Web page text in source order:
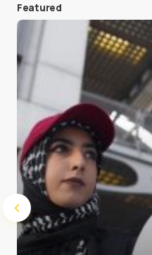
Save my name and
next time I comment.
Submit Comment
Featured